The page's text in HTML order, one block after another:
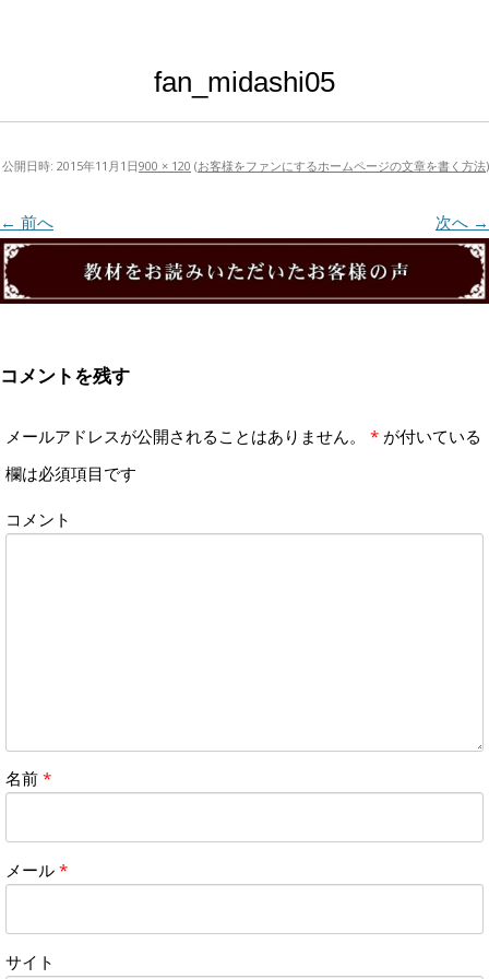
fan_midashi05
公開日時: 2015年11月1日900 × 120 (お客様をファンにするホームページの文章を書く方法)
← 前へ 次へ →
コメントを残す
メールアドレスが公開されることはありません。 * が付いている
欄は必須項目です
コメント
名前 *
メール *
サイト